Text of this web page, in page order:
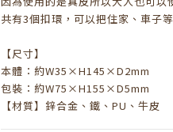
共有3個扣環，可以把住家、車子
【尺寸】
本體：約W35×H145×D2mm
包裝：約W75×H155×D5mm
【材質】鋅合金、鐵、PU、牛皮